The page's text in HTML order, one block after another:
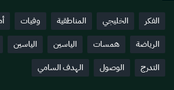
الفكر الخليجي المناطقية وفيات
الرياضة
همسات الياسين الياسين
التدرج
الوصول الهدف السامي